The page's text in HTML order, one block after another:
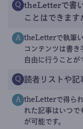
Q theLetterで書
ことはできます
A theLetterで執筆い
コンテンツは書き
自由に行うことが
Q 読者リストや記
A theLetterで得られ
れた記事はいつで
が可能です。